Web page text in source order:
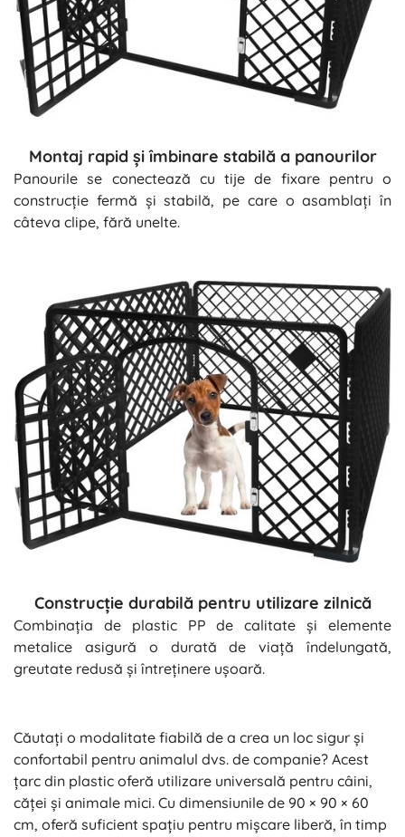
Montaj rapid și îmbinare stabilă a panourilor
Panourile se conectează cu tije de fixare pentru o
construcție fermă și stabilă, pe care o asamblați în
câteva clipe, fără unelte.
Construcție durabilă pentru utilizare zilnică
Combinația de plastic PP de calitate și elemente
metalice asigură o durată de viață îndelungată,
greutate redusă și întreținere ușoară.
Căutați o modalitate fiabilă de a crea un loc sigur și
confortabil pentru animalul dvs. de companie? Acest
țarc din plastic oferă utilizare universală pentru câini,
căței și animale mici. Cu dimensiunile de 90 × 90 × 60
cm, oferă suficient spațiu pentru mișcare liberă, în timp